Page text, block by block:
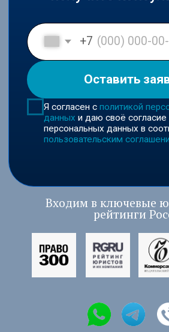
Входим в ключевые юридические
рейтинги России